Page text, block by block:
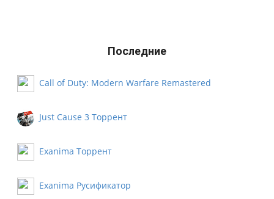
Последние
Call of Duty: Modern Warfare Remastered
Just Cause 3 Торрент
Exanima Торрент
Exanima Русификатор